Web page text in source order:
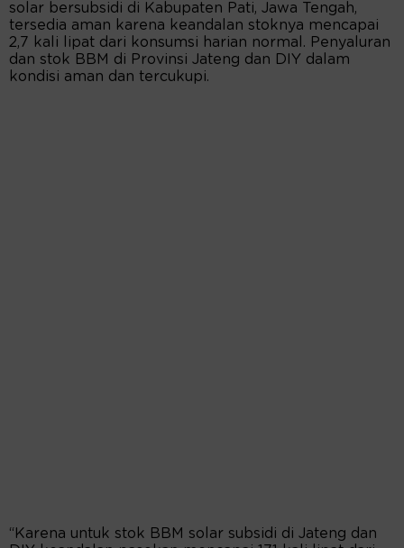
solar bersubsidi di Kabupaten Pati, Jawa Tengah,
tersedia aman karena keandalan stoknya mencapai
2,7 kali lipat dari konsumsi harian normal. Penyaluran
dan stok BBM di Provinsi Jateng dan DIY dalam
kondisi aman dan tercukupi.
“Karena untuk stok BBM solar subsidi di Jateng dan